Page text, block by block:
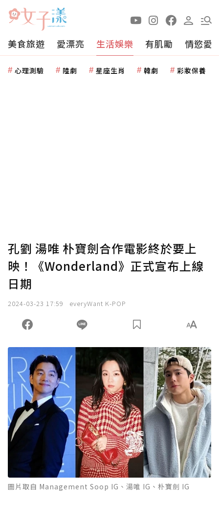
美食旅遊 愛漂亮 生活娛樂 有肌勵 情慾愛
心理測驗 陸劇 星座生肖 韓劇 彩妝保養
孔劉 湯唯 朴寶劍合作電影終於要上
映！《Wonderland》正式宣布上線
日期
2024-03-23 17:59 everyWant K-POP
圖片取自 Management Soop IG、湯唯 IG、朴寶劍 IG